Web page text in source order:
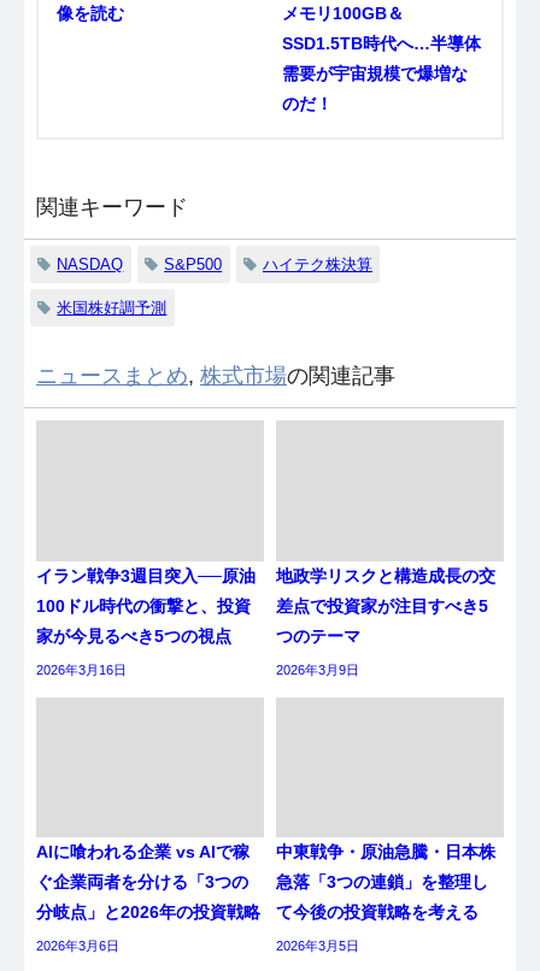
像を読む
メモリ100GB＆
SSD1.5TB時代へ…半導体
需要が宇宙規模で爆増な
のだ！
関連キーワード
NASDAQ S&P500 ハイテク株決算
米国株好調予測
ニュースまとめ, 株式市場の関連記事
イラン戦争3週目突入──原油
100ドル時代の衝撃と、投資
家が今見るべき5つの視点
2026年3月16日
地政学リスクと構造成長の交
差点で投資家が注目すべき5
つのテーマ
2026年3月9日
AIに喰われる企業 vs AIで稼
ぐ企業両者を分ける「3つの
分岐点」と2026年の投資戦略
2026年3月6日
中東戦争・原油急騰・日本株
急落「3つの連鎖」を整理し
て今後の投資戦略を考える
2026年3月5日